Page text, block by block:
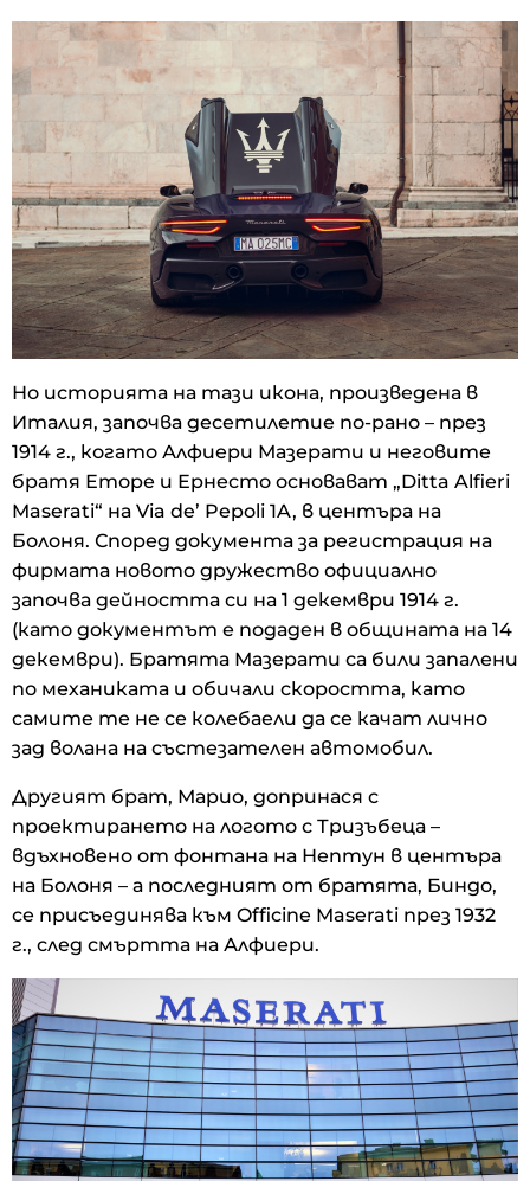
Но историята на тази икона, произведена в
Италия, започва десетилетие по-рано – през
1914 г., когато Алфиери Мазерати и неговите
братя Еторе и Ернесто основават „Ditta Alfieri
Maserati“ на Via de’ Pepoli 1A, в центъра на
Болоня. Според документа за регистрация на
фирмата новото дружество официално
започва дейността си на 1 декември 1914 г.
(като документът е подаден в общината на 14
декември). Братята Мазерати са били запалени
по механиката и обичали скоростта, като
самите те не се колебаели да се качат лично
зад волана на състезателен автомобил.
Другият брат, Марио, допринася с
проектирането на логото с Тризъбеца –
вдъхновено от фонтана на Нептун в центъра
на Болоня – а последният от братята, Биндо,
се присъединява към Officine Maserati през 1932
г., след смъртта на Алфиери.